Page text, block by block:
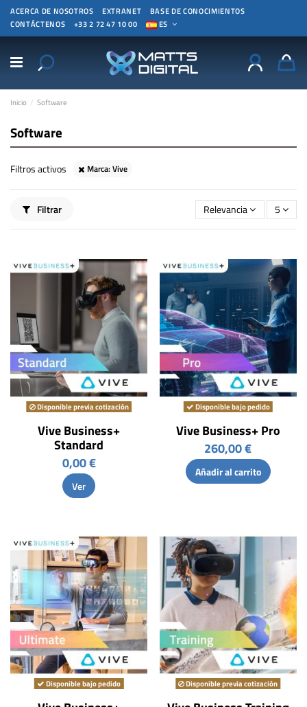
ACERCA DE NOSOTROS EXTRANET
BASE DE CONOCIMIENTOS
CONTÁCTENOS
+33 2 72 47 10 00 ES
Inicio Software
Software
Filtros activos Marca: Vive
Filtrar Relevancia 5
Disponible previa cotización
Vive Business+
Standard
0,00 €
Ver
Disponible bajo pedido
Vive Business+ Pro
260,00 €
Añadir al carrito
Disponible bajo pedido Disponible previa cotización